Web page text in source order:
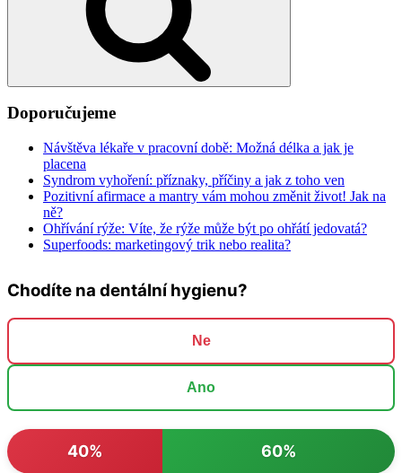
Doporučujeme
Návštěva lékaře v pracovní době: Možná délka a jak je
placena
Syndrom vyhoření: příznaky, příčiny a jak z toho ven
Pozitivní afirmace a mantry vám mohou změnit život! Jak na
ně?
Ohřívání rýže: Víte, že rýže může být po ohřátí jedovatá?
Superfoods: marketingový trik nebo realita?
Chodíte na dentální hygienu?
Ne
Ano
40% 60%